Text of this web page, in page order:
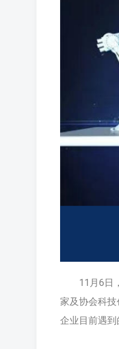
11月6日
家及协会科
企业目前遇到